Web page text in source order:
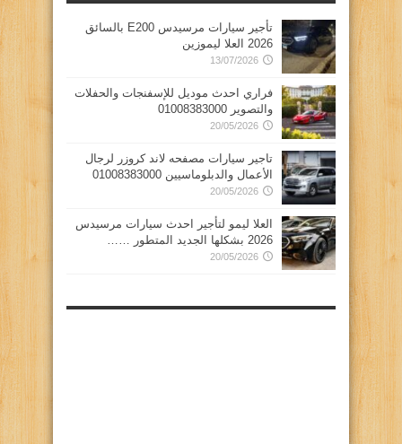
تأجير سيارات مرسيدس E200 بالسائق
2026 العلا ليموزين
13/07/2026
فراري احدث موديل للإسفنجات والحفلات
والتصوير 01008383000
20/05/2026
تاجير سيارات مصفحه لاند كروزر لرجال
الأعمال والدبلوماسيين 01008383000
20/05/2026
العلا ليمو لتأجير احدث سيارات مرسيدس
2026 بشكلها الجديد المتطور ……
20/05/2026